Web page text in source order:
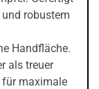
robustem
Handfläche.
als treuer
für maximale